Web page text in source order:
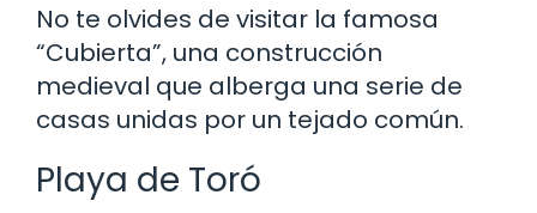
No te olvides de visitar la famosa
“Cubierta”, una construcción
medieval que alberga una serie de
casas unidas por un tejado común.
Playa de Toró